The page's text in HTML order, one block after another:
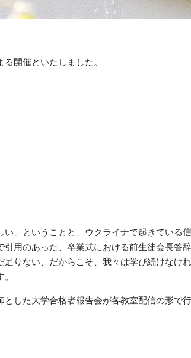
開催といたしました。
」ということと、ウクライナで起きている
用のあった、卒業式における前生徒会長答
りない、だからこそ、我々は学び続けなけ
した大学合格者報告会が各教室配信の形で行